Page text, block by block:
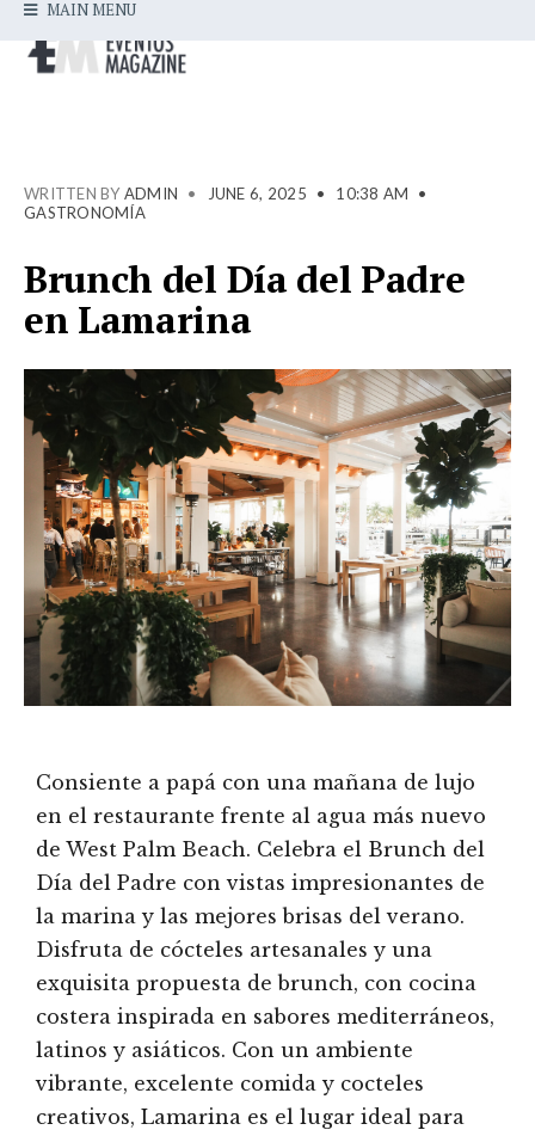
MAIN MENU
WRITTEN BY ADMIN • JUNE 6, 2025 • 10:38 AM
•
GASTRONOMÍA
Brunch del Día del Padre
en Lamarina
Consiente a papá con una mañana de lujo
en el restaurante frente al agua más nuevo
de West Palm Beach. Celebra el Brunch del
Día del Padre con vistas impresionantes de
la marina y las mejores brisas del verano.
Disfruta de cócteles artesanales y una
exquisita propuesta de brunch, con cocina
costera inspirada en sabores mediterráneos,
latinos y asiáticos. Con un ambiente
vibrante, excelente comida y cocteles
creativos, Lamarina es el lugar ideal para